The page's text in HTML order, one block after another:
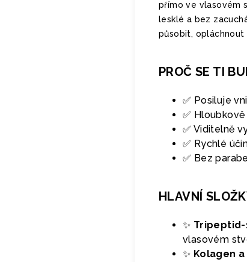
přímo ve vlasovém
lesklé a bez
působit, opláchnout
PROČ SE TI
✅ Posiluje
✅
✅ Viditelně
✅ Rychlé
✅ Bez
HLAVNÍ
✨ Tripeptid-
vlasovém
✨ Kolagen